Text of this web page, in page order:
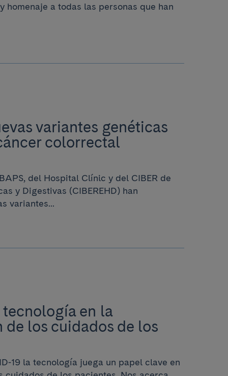
homenaje a todas las personas que han
variantes genéticas
colorrectal
del Hospital Clínic y del CIBER de
y Digestivas (CIBEREHD) han
variantes...
en la
los cuidados de los
19 la tecnología juega un papel clave en